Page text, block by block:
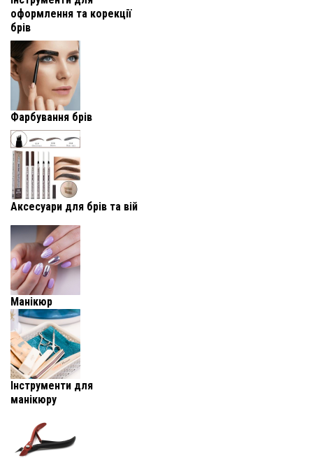
оформлення та корекції
брів
Фарбування брів
Аксесуари для брів та вій
Манікюр
Інструменти для
манікюру